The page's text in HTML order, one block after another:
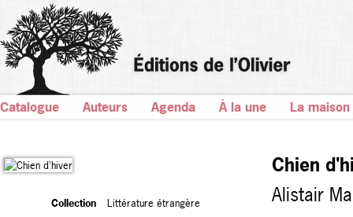
Catalogue Auteurs Agenda À la une La maison
Collection
Littérature étrangère
Chien
Alistair